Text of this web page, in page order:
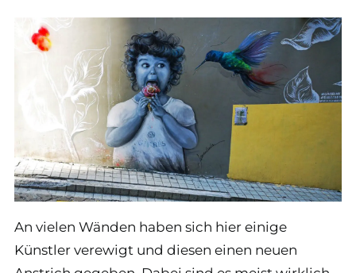
An vielen Wänden haben sich hier einige
Künstler verewigt und diesen einen neuen